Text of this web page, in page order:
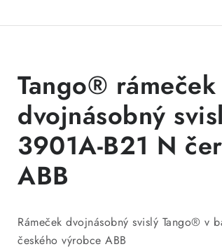
Tango® rámeček
dvojnásobný
3901A-B21 N
ABB
Rámeček dvojnásobný svislý Tango® v
českého výrobce ABB